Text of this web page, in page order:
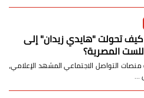
كيف تحولت "هايدي زيدان" إلى
المصرية؟
التواصل الاجتماعي المشهد الإعلامي،
…